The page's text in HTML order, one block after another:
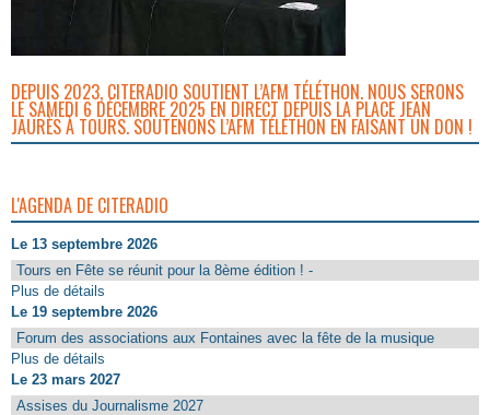
DEPUIS 2023, CITERADIO SOUTIENT L’AFM TÉLÉTHON. NOUS SERONS
LE SAMEDI 6 DÉCEMBRE 2025 EN DIRECT DEPUIS LA PLACE JEAN
JAURÈS À TOURS. SOUTENONS L’AFM TÉLÉTHON EN FAISANT UN DON !
L'AGENDA DE CITERADIO
Le 13 septembre 2026
Tours en Fête se réunit pour la 8ème édition ! -
Plus de détails
Le 19 septembre 2026
Forum des associations aux Fontaines avec la fête de la musique
Plus de détails
Le 23 mars 2027
Assises du Journalisme 2027